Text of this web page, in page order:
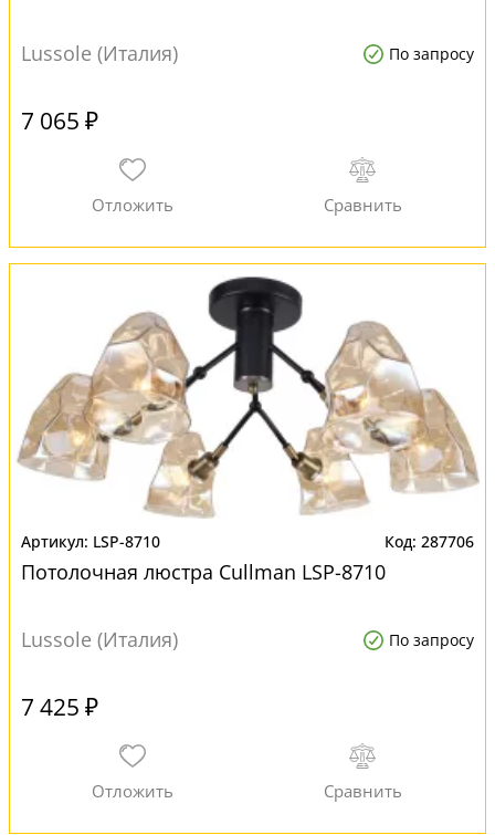
Lussole (Италия) По запросу
7 065 ₽
LSP-8710 287706
Потолочная люстра Cullman LSP-8710
Lussole (Италия) По запросу
7 425 ₽